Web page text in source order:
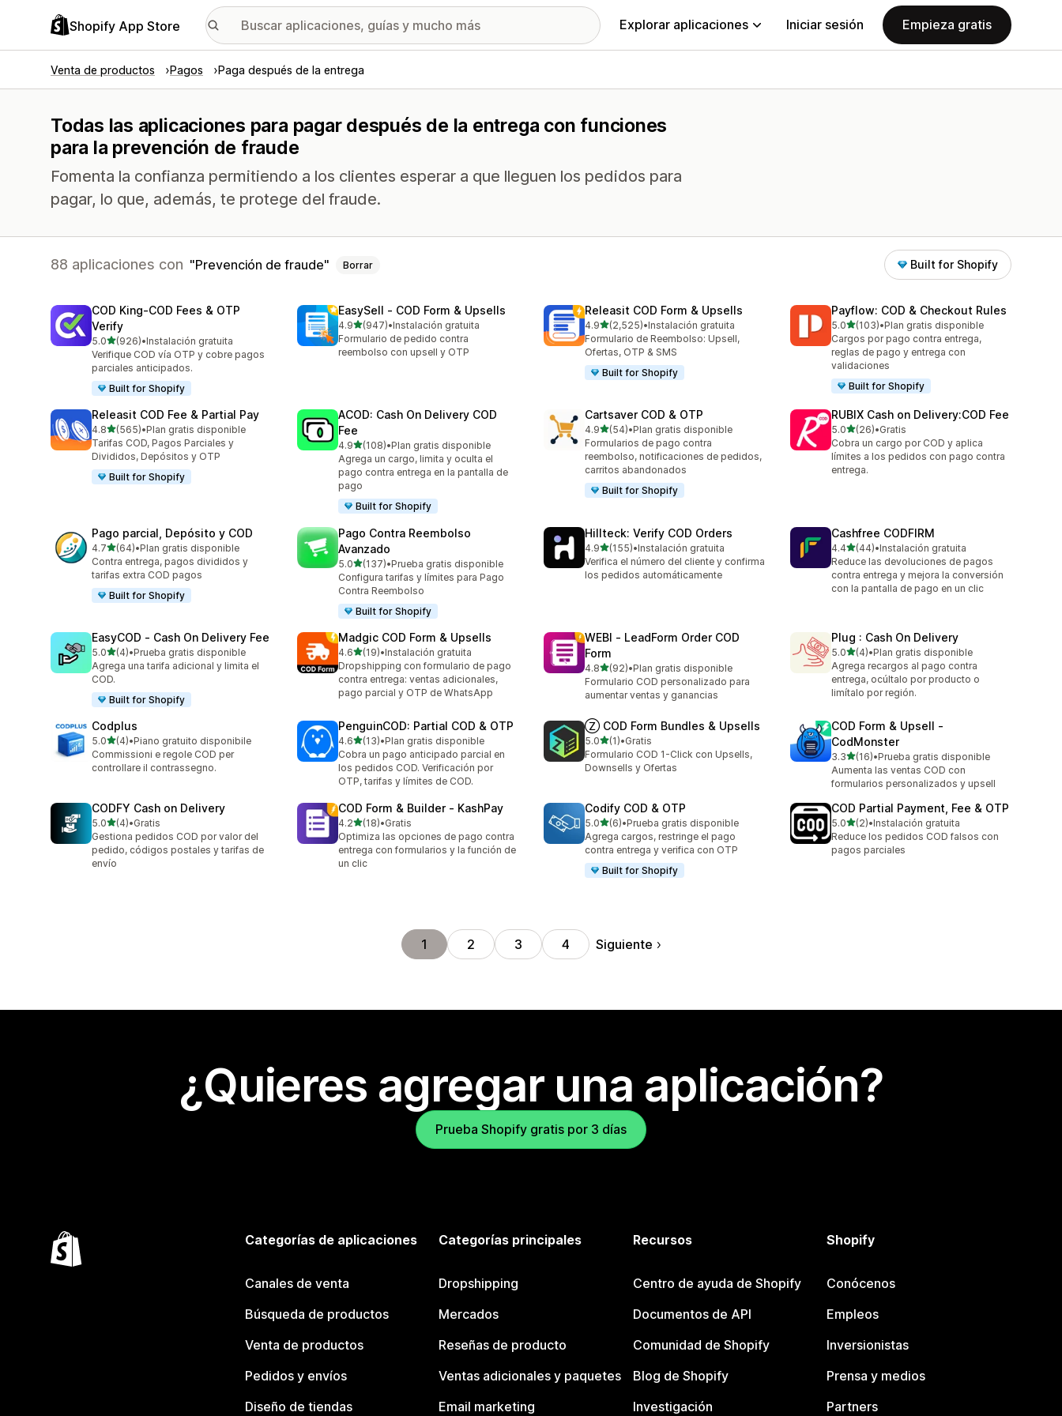
Shopify App Store Explorar aplicaciones Iniciar sesión Empieza gratis
Venta de productos Pagos Paga después de la entrega
Todas las aplicaciones para pagar después de la entrega con funciones
para la prevención de fraude
Fomenta la confianza permitiendo a los clientes esperar a que lleguen los pedidos para
pagar, lo que, además, te protege del fraude.
88 aplicaciones con Prevención de fraude Borrar Built for Shopify
COD King‑COD Fees & OTP
Verify
5.0de 5 estrellas
(926)
926 reseñas en total
•Instalación gratuita
Verifique COD vía OTP y cobre pagos
parciales anticipados.
Built for Shopify
EasySell ‑ COD Form & Upsells
4.9de 5 estrellas
(947)
947 reseñas en total
•Instalación gratuita
Formulario de pedido contra
reembolso con upsell y OTP
Releasit COD Form & Upsells
4.9de 5 estrellas
(2,525)
2525 reseñas en total
•Instalación gratuita
Formulario de Reembolso: Upsell,
Ofertas, OTP & SMS
Built for Shopify
Payflow: COD & Checkout Rules
5.0de 5 estrellas
(103)
103 reseñas en total
•Plan gratis disponible
Cargos por pago contra entrega,
reglas de pago y entrega con
validaciones
Built for Shopify
Releasit COD Fee & Partial Pay
4.8de 5 estrellas
(565)
565 reseñas en total
•Plan gratis disponible
Tarifas COD, Pagos Parciales y
Divididos, Depósitos y OTP
Built for Shopify
ACOD: Cash On Delivery COD
Fee
4.9de 5 estrellas
(108)
108 reseñas en total
•Plan gratis disponible
Agrega un cargo, limita y oculta el
pago contra entrega en la pantalla de
pago
Built for Shopify
Cartsaver COD & OTP
4.9de 5 estrellas
(54)
54 reseñas en total
•Plan gratis disponible
Formularios de pago contra
reembolso, notificaciones de pedidos,
carritos abandonados
Built for Shopify
RUBIX Cash on Delivery:COD Fee
5.0de 5 estrellas
(26)
26 reseñas en total
•Gratis
Cobra un cargo por COD y aplica
límites a los pedidos con pago contra
entrega.
Pago parcial, Depósito y COD
4.7de 5 estrellas
(64)
64 reseñas en total
•Plan gratis disponible
Contra entrega, pagos divididos y
tarifas extra COD pagos
Built for Shopify
Pago Contra Reembolso
Avanzado
5.0de 5 estrellas
(137)
137 reseñas en total
•Prueba gratis disponible
Configura tarifas y límites para Pago
Contra Reembolso
Built for Shopify
Hillteck: Verify COD Orders
4.9de 5 estrellas
(155)
155 reseñas en total
•Instalación gratuita
Verifica el número del cliente y confirma
los pedidos automáticamente
Cashfree CODFIRM
4.4de 5 estrellas
(44)
44 reseñas en total
•Instalación gratuita
Reduce las devoluciones de pagos
contra entrega y mejora la conversión
con la pantalla de pago en un clic
EasyCOD ‑ Cash On Delivery Fee
5.0de 5 estrellas
(4)
4 reseñas en total
•Prueba gratis disponible
Agrega una tarifa adicional y limita el
COD.
Built for Shopify
Madgic COD Form & Upsells
4.6de 5 estrellas
(19)
19 reseñas en total
•Instalación gratuita
Dropshipping con formulario de pago
contra entrega: ventas adicionales,
pago parcial y OTP de WhatsApp
WEBI ‑ LeadForm Order COD
Form
4.8de 5 estrellas
(92)
92 reseñas en total
•Plan gratis disponible
Formulario COD personalizado para
aumentar ventas y ganancias
Plug : Cash On Delivery
5.0de 5 estrellas
(4)
4 reseñas en total
•Plan gratis disponible
Agrega recargos al pago contra
entrega, ocúltalo por producto o
limítalo por región.
Codplus
5.0de 5 estrellas
(4)
4 reseñas en total
•Piano gratuito disponibile
Commissioni e regole COD per
controllare il contrassegno.
PenguinCOD: Partial COD & OTP
4.6de 5 estrellas
(13)
13 reseñas en total
•Plan gratis disponible
Cobra un pago anticipado parcial en
los pedidos COD. Verificación por
OTP, tarifas y límites de COD.
Ⓩ COD Form Bundles & Upsells
5.0de 5 estrellas
(1)
1 reseñas en total
•Gratis
Formulario COD 1-Click con Upsells,
Downsells y Ofertas
COD Form & Upsell ‑
CodMonster
3.3de 5 estrellas
(16)
16 reseñas en total
•Prueba gratis disponible
Aumenta las ventas COD con
formularios personalizados y upsell
CODFY Cash on Delivery
5.0de 5 estrellas
(4)
4 reseñas en total
•Gratis
Gestiona pedidos COD por valor del
pedido, códigos postales y tarifas de
envío
COD Form & Builder ‑ KashPay
4.2de 5 estrellas
(18)
18 reseñas en total
•Gratis
Optimiza las opciones de pago contra
entrega con formularios y la función de
un clic
Codify COD & OTP
5.0de 5 estrellas
(6)
6 reseñas en total
•Prueba gratis disponible
Agrega cargos, restringe el pago
contra entrega y verifica con OTP
Built for Shopify
COD Partial Payment, Fee & OTP
5.0de 5 estrellas
(2)
2 reseñas en total
•Instalación gratuita
Reduce los pedidos COD falsos con
pagos parciales
1 2 3 4 Siguiente
¿Quieres agregar una aplicación?
Prueba Shopify gratis por 3 días
Categorías de aplicaciones
Canales de venta
Búsqueda de productos
Venta de productos
Pedidos y envíos
Diseño de tiendas
Categorías principales
Dropshipping
Mercados
Reseñas de producto
Ventas adicionales y paquetes
Email marketing
Recursos
Centro de ayuda de Shopify
Documentos de API
Comunidad de Shopify
Blog de Shopify
Investigación
Shopify
Conócenos
Empleos
Inversionistas
Prensa y medios
Partners